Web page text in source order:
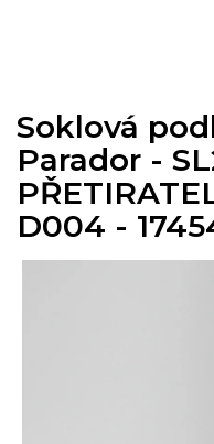
Soklová
Parador -
D004 -